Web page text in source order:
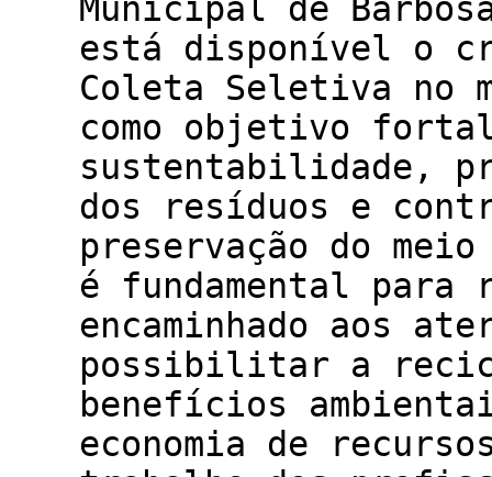
Municipal de
está disponível o
Coleta Seletiva no
como objetivo
sustentabilidade,
dos resíduos e
preservação do
é fundamental
encaminhado aos
possibilitar a
benefícios
economia de